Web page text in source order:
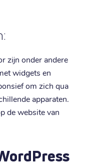
zijn onder andere
widgets en
om zich qua
apparaten.
de website van